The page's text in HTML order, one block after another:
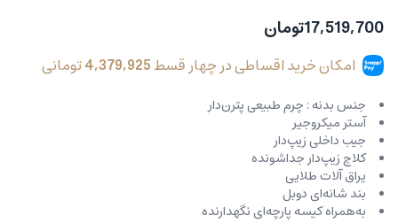
17,519,700تومان
امکان خرید اقساطی در چهار قسط4,379,925تومانی
جنس بدنه : چرم طبیعی پترن‌دار
آستر میکروجیر
جیب داخلی زیپ‌دار
کلاچ زیپ‌دار جداشونده
یراق آلات طلایی
بند شانه‌ای دوبل
به‌همراه کیسه پارچه‌ای نگهدارنده